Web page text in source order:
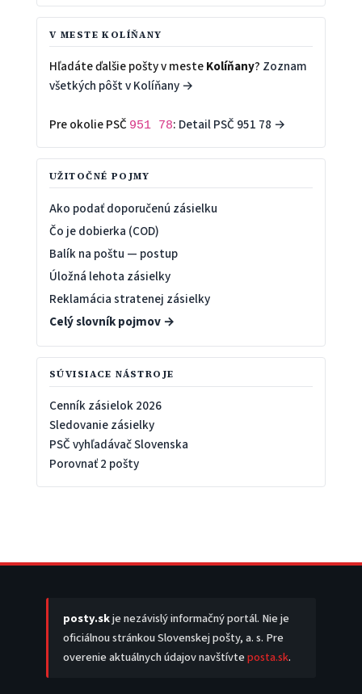
V MESTE KOLÍŇANY
Hľadáte ďalšie pošty v mesteKolíňany? Zoznam
všetkých pôšt v Kolíňany →
Pre okolie PSČ 951 78: Detail PSČ 951 78 →
UŽITOČNÉ POJMY
Ako podať doporučenú zásielku
Čo je dobierka (COD)
Balík na poštu — postup
Úložná lehota zásielky
Reklamácia stratenej zásielky
Celý slovník pojmov →
SÚVISIACE NÁSTROJE
Cenník zásielok 2026
Sledovanie zásielky
PSČ vyhľadávač Slovenska
Porovnať 2 pošty
posty.skje nezávislý informačný portál. Nie je
oficiálnou stránkou Slovenskej pošty, a. s. Pre
overenie aktuálnych údajov navštívteposta.sk.